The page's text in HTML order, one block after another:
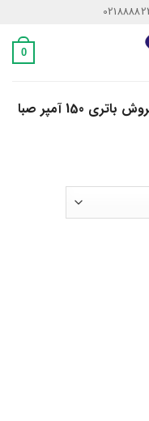
0
محصولات برچسب خورده “فروش باتری 150 آمپر صبا